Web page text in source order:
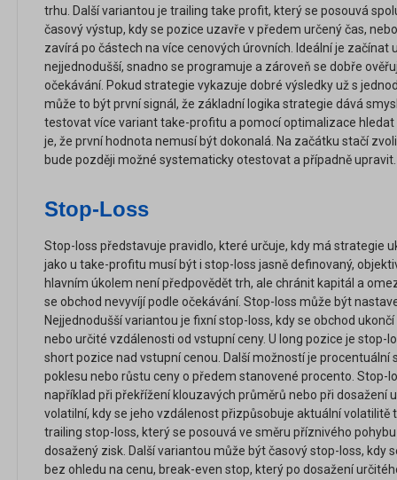
trhu. Další variantou je trailing take profit, který se posouvá
časový výstup, kdy se pozice uzavře v předem určený čas,
zavírá po částech na více cenových úrovních. Ideální je
nejjednodušší, snadno se programuje a zároveň se dobře
očekávání. Pokud strategie vykazuje dobré výsledky už s
může to být první signál, že základní logika strategie dává
testovat více variant take-profitu a pomocí optimalizace hledat
je, že první hodnota nemusí být dokonalá. Na začátku stačí
bude později možné systematicky otestovat a případně upravit.
Stop-Loss
Stop-loss představuje pravidlo, které určuje, kdy má strategie
jako u take-profitu musí být i stop-loss jasně definovaný,
hlavním úkolem není předpovědět trh, ale chránit kapitál a
se obchod nevyvíjí podle očekávání. Stop-loss může být
Nejjednodušší variantou je fixní stop-loss, kdy se obchod
nebo určité vzdálenosti od vstupní ceny. U long pozice je stop-
short pozice nad vstupní cenou. Další možností je procentuální
poklesu nebo růstu ceny o předem stanovené procento. Stop-
například při překřížení klouzavých průměrů nebo při dosažení
volatilní, kdy se jeho vzdálenost přizpůsobuje aktuální volatilitě
trailing stop-loss, který se posouvá ve směru příznivého
dosažený zisk. Další variantou může být časový stop-loss, kdy
bez ohledu na cenu, break-even stop, který po dosažení